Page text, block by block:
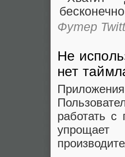
Футер
Не
нет
работать с